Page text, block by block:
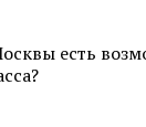
есть